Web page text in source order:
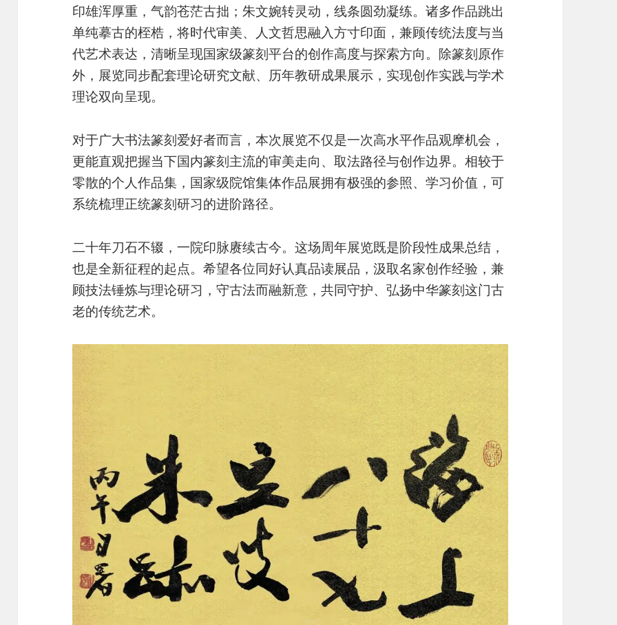
印雄浑厚重，气韵苍茫古拙；朱文婉转灵动，线条圆劲凝练。诸多作品跳出
单纯摹古的桎梏，将时代审美、人文哲思融入方寸印面，兼顾传统法度与当
代艺术表达，清晰呈现国家级篆刻平台的创作高度与探索方向。除篆刻原作
外，展览同步配套理论研究文献、历年教研成果展示，实现创作实践与学术
理论双向呈现。
对于广大书法篆刻爱好者而言，本次展览不仅是一次高水平作品观摩机会，
更能直观把握当下国内篆刻主流的审美走向、取法路径与创作边界。相较于
零散的个人作品集，国家级院馆集体作品展拥有极强的参照、学习价值，可
系统梳理正统篆刻研习的进阶路径。
二十年刀石不辍，一院印脉赓续古今。这场周年展览既是阶段性成果总结，
也是全新征程的起点。希望各位同好认真品读展品，汲取名家创作经验，兼
顾技法锤炼与理论研习，守古法而融新意，共同守护、弘扬中华篆刻这门古
老的传统艺术。